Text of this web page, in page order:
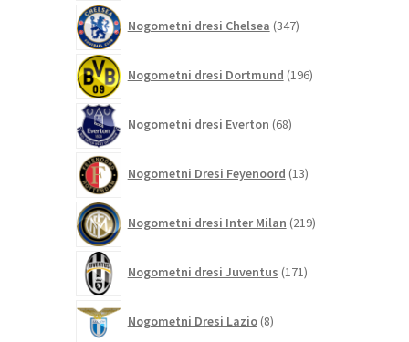
Nogometni dresi Chelsea 347izdelkov
Nogometni dresi Dortmund 196izdelkov
Nogometni dresi Everton 68izdelkov
Nogometni Dresi Feyenoord 13izdelkov
Nogometni dresi Inter Milan 219izdelkov
Nogometni dresi Juventus 171izdelkov
Nogometni Dresi Lazio 8izdelkov